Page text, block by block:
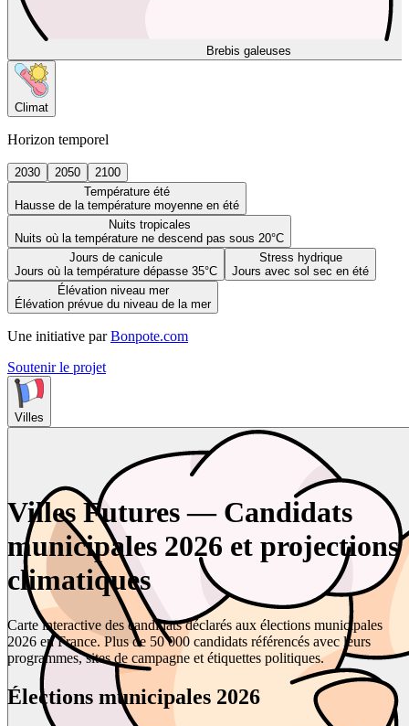
Brebis galeuses
Climat
Horizon temporel
2030 2050
2100
Température été
Hausse de la température moyenne en été
Nuits tropicales
Nuits où la température ne descend pas sous 20°C
Jours de canicule
Jours où la température dépasse 35°C
Stress hydrique
Jours avec sol sec en été
Élévation niveau mer
Élévation prévue du niveau de la mer
Une initiative par Bonpote.com
Soutenir le projet
Villes
Villes Futures — Candidats
municipales 2026 et projections
climatiques
Carte interactive des candidats déclarés aux élections municipales
2026 en France. Plus de 50 000 candidats référencés avec leurs
programmes, sites de campagne et étiquettes politiques.
Élections municipales 2026